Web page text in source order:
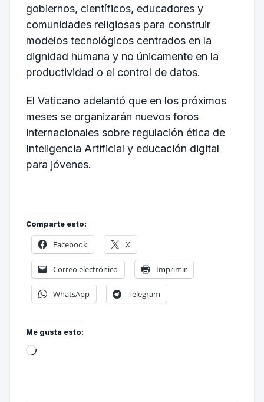
gobiernos, científicos, educadores y
comunidades religiosas para construir
modelos tecnológicos centrados en la
dignidad humana y no únicamente en la
productividad o el control de datos.
El Vaticano adelantó que en los próximos
meses se organizarán nuevos foros
internacionales sobre regulación ética de
Inteligencia Artificial y educación digital
para jóvenes.
Comparte esto:
Facebook X
Correo electrónico Imprimir
WhatsApp Telegram
Me gusta esto: